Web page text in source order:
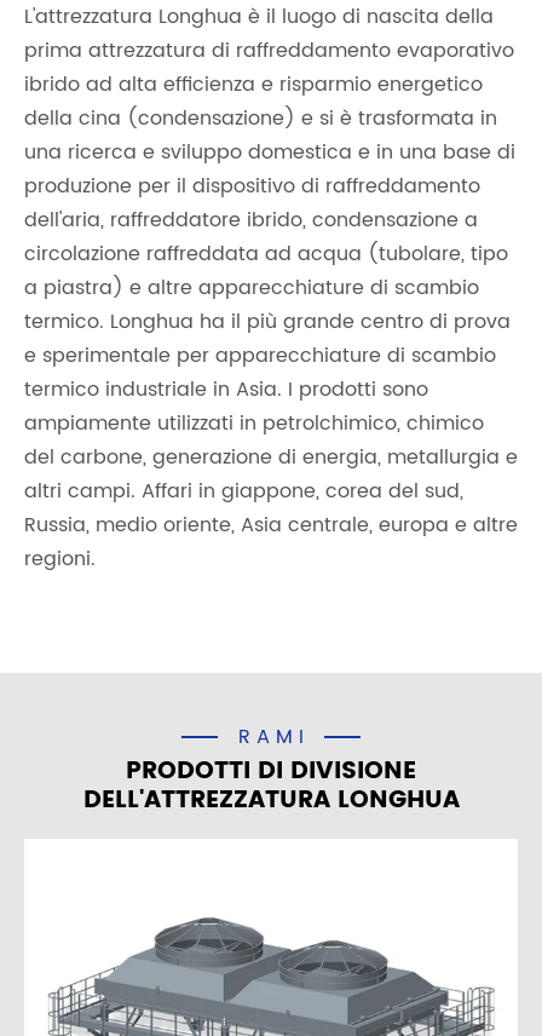
L'attrezzatura Longhua è il luogo di nascita della
prima attrezzatura di raffreddamento evaporativo
ibrido ad alta efficienza e risparmio energetico
della cina (condensazione) e si è trasformata in
una ricerca e sviluppo domestica e in una base di
produzione per il dispositivo di raffreddamento
dell'aria, raffreddatore ibrido, condensazione a
circolazione raffreddata ad acqua (tubolare, tipo
a piastra) e altre apparecchiature di scambio
termico. Longhua ha il più grande centro di prova
e sperimentale per apparecchiature di scambio
termico industriale in Asia. I prodotti sono
ampiamente utilizzati in petrolchimico, chimico
del carbone, generazione di energia, metallurgia e
altri campi. Affari in giappone, corea del sud,
Russia, medio oriente, Asia centrale, europa e altre
regioni.
RAMI
PRODOTTI DI DIVISIONE
DELL'ATTREZZATURA LONGHUA